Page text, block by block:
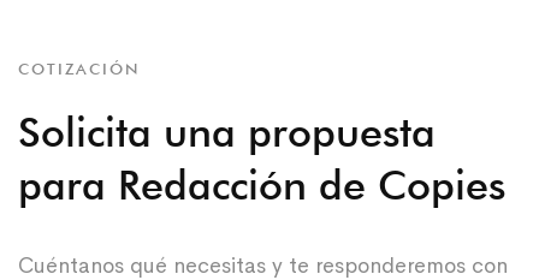
COTIZACIÓN
Solicita una propuesta
para Redacción de Copies
Cuéntanos qué necesitas y te responderemos con